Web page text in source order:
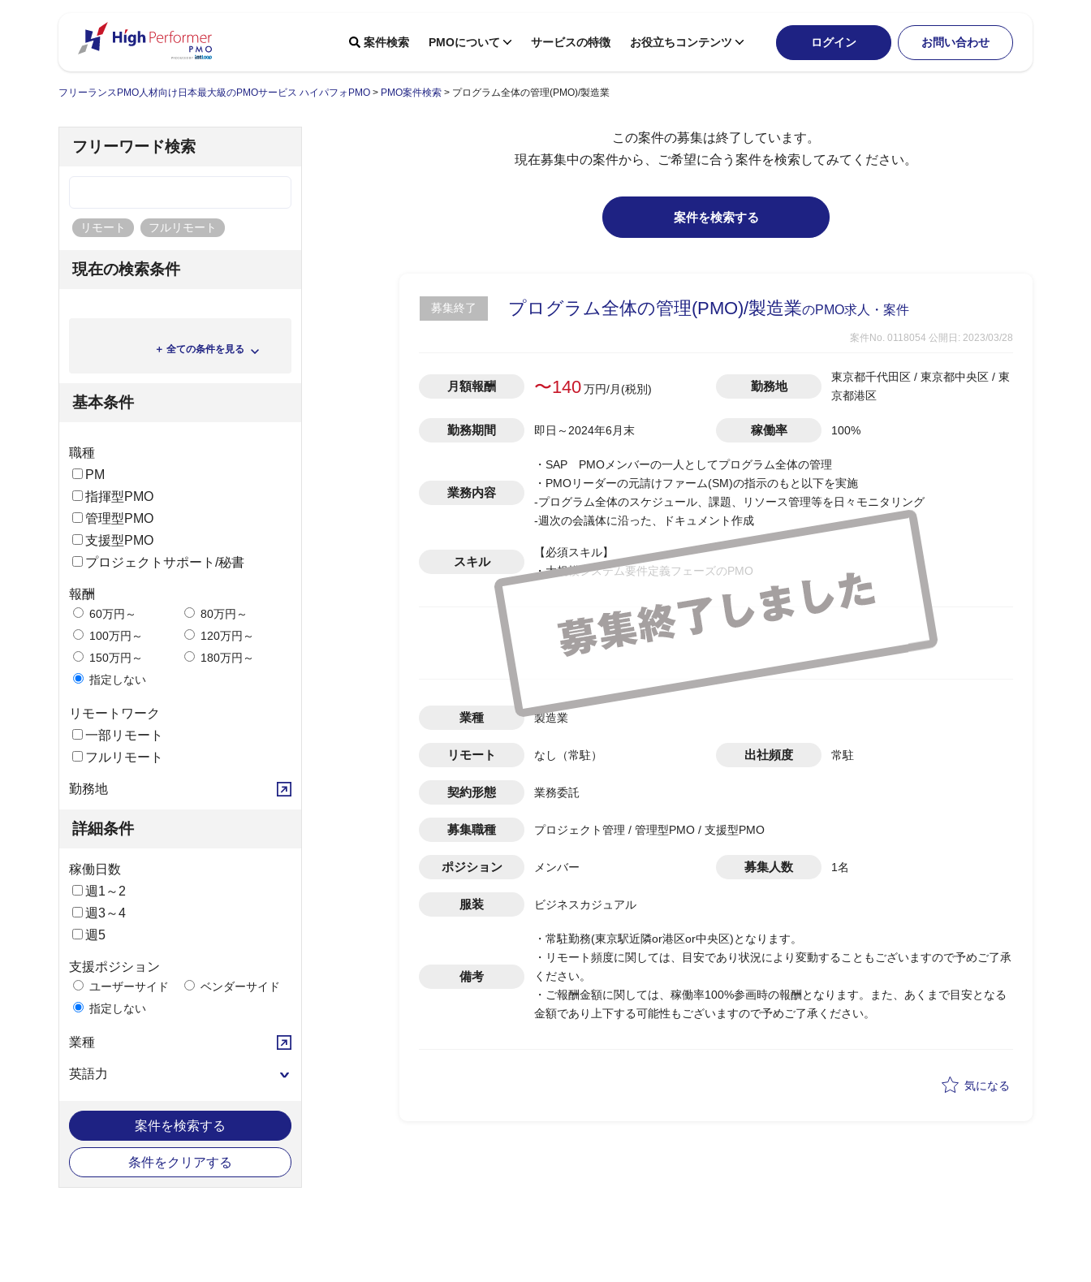
案件検索 PMOについて サービスの特徴 お役立ちコンテンツ ログイン お問い合わせ
フリーランスPMO人材向け日本最大級のPMOサービス ハイパフォPMO > PMO案件検索 > プログラム全体の管理(PMO)/製造業
フリーワード検索
リモート フルリモート
現在の検索条件
＋ 全ての条件を見る
基本条件
職種
PM
指揮型PMO
管理型PMO
支援型PMO
プロジェクトサポート/秘書
報酬
60万円～
80万円～
100万円～
120万円～
150万円～
180万円～
指定しない
リモートワーク
一部リモート
フルリモート
勤務地
詳細条件
稼働日数
週1～2
週3～4
週5
支援ポジション
ユーザーサイド
ベンダーサイド
指定しない
業種
英語力
案件を検索する
条件をクリアする
この案件の募集は終了しています。
現在募集中の案件から、ご希望に合う案件を検索してみてください。
案件を検索する
募集終了 プログラム全体の管理(PMO)/製造業のPMO求人・案件
案件No. 0118054 公開日: 2023/03/28
月額報酬 〜140万円/月(税別) 勤務地
東京都千代田区 / 東京都中央区 / 東
京都港区
勤務期間 即日～2024年6月末 稼働率 100%
業務内容
・SAP PMOメンバーの一人としてプログラム全体の管理
・PMOリーダーの元請けファーム(SM)の指示のもと以下を実施
-プログラム全体のスケジュール、課題、リソース管理等を日々モニタリング
-週次の会議体に沿った、ドキュメント作成
スキル
【必須スキル】
・大規模システム要件定義フェーズのPMO
業種 製造業
リモート なし（常駐） 出社頻度 常駐
契約形態 業務委託
募集職種 プロジェクト管理 / 管理型PMO / 支援型PMO
ポジション メンバー 募集人数 1名
服装 ビジネスカジュアル
備考
・常駐勤務(東京駅近隣or港区or中央区)となります。
・リモート頻度に関しては、目安であり状況により変動することもございますので予めご了承
ください。
・ご報酬金額に関しては、稼働率100%参画時の報酬となります。また、あくまで目安となる
金額であり上下する可能性もございますので予めご了承ください。
気になる